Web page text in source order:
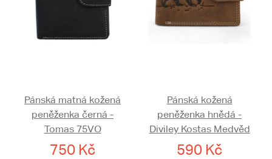
Pánská matná kožená
peněženka černá -
Tomas 75VO
750 Kč
Pánská kožená
peněženka hnědá -
Diviley Kostas Medvěd
590 Kč